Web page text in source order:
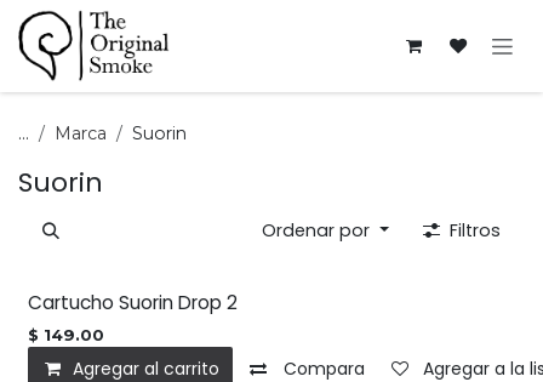
Ir al contenido
... Marca Suorin
Suorin
Ordenar por Filtros
Cartucho Suorin Drop 2
$ 149.00
Agregar al carrito Compara Agregar a la